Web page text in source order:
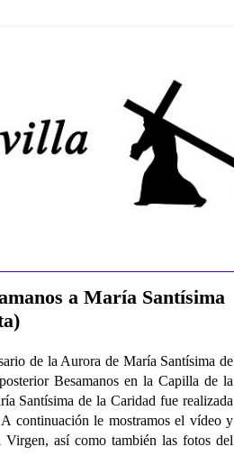
a María Santísima
de la Aurora de María Santísima de
Besamanos en la Capilla de la
Santísima de la Caridad fue realizada
continuación le mostramos el vídeo y
así como también las fotos del